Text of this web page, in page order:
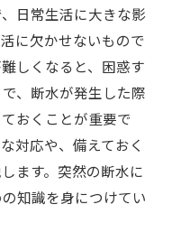
日常生活に大きな影
に欠かせないもので
しくなると、困惑す
、断水が発生した際
おくことが重要で
対応や、備えておく
ます。突然の断水に
知識を身につけてい